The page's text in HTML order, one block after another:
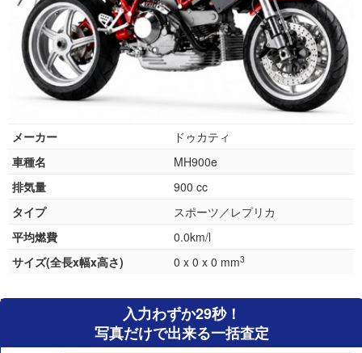
メーカー
ドゥカティ
車種名
MH900e
排気量
900 cc
タイプ
スポーツ／レプリカ
平均燃費
0.0km/l
サイズ(全長x幅x高さ)
0 x 0 x 0 mm3
入力わずか29秒！
写真だけで出来る一括査定